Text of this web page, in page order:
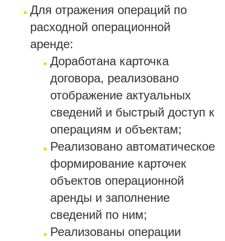
Для отражения операций по
расходной операционной
аренде:
Доработана карточка
договора, реализовано
отображение актуальных
сведений и быстрый доступ к
операциям и объектам;
Реализовано автоматическое
формирование карточек
объектов операционной
аренды и заполнение
сведений по ним;
Реализованы операции